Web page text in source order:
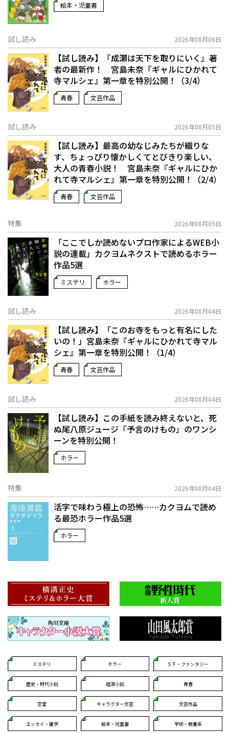
絵本・児童書
試し読み 2026年08月06日
【試し読み】『成瀬は天下を取りにいく』著
者の最新作！ 宮島未奈『ギャルにひかれて
寺マルシェ』第一章を特別公開！（3/4）
青春 文芸作品
試し読み 2026年08月05日
【試し読み】最高の幼なじみたちが織りな
す、ちょっぴり懐かしくてとびきり楽しい、
大人の青春小説！ 宮島未奈『ギャルにひか
れて寺マルシェ』第一章を特別公開！（2/4）
青春 文芸作品
特集 2026年08月05日
「ここでしか読めないプロ作家によるWEB小
説の連載」――カクヨムネクストで読めるホラー
作品5選
ミステリ ホラー
試し読み 2026年08月04日
【試し読み】「このお寺をもっと有名にした
いの！」宮島未奈『ギャルにひかれて寺マル
シェ』第一章を特別公開！（1/4）
青春 文芸作品
試し読み 2026年08月04日
【試し読み】この手紙を読み終えないと、死
ぬ――尾八原ジュージ『予言のけもの』のワンシ
ーンを特別公開！
ホラー
特集 2026年08月04日
活字で味わう極上の恐怖……カクヨムで読め
る最恐ホラー作品5選
ホラー
ミステリ ホラー ＳＦ・ファンタジー
歴史・時代小説 経済小説 青春
恋愛 キャラクター文芸 文芸作品
エッセイ・雑学 絵本・児童書 学術・教養系